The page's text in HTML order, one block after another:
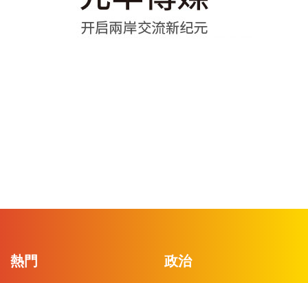
熱門 政治